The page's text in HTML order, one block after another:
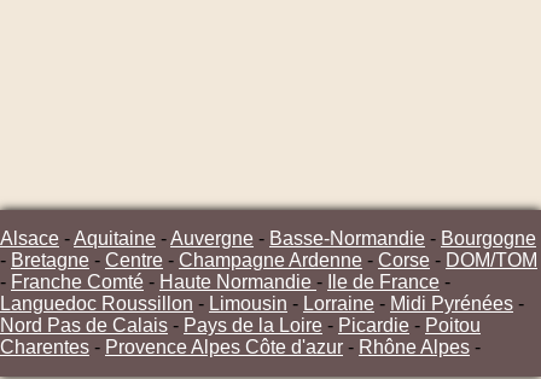
Alsace -Aquitaine -Auvergne - Basse-Normandie - Bourgogne
- Bretagne - Centre - Champagne Ardenne - Corse - DOM/TOM
- Franche Comté - Haute Normandie - Ile de France -
Languedoc Roussillon - Limousin - Lorraine - Midi Pyrénées -
Nord Pas de Calais - Pays de la Loire - Picardie - Poitou
Charentes - Provence Alpes Côte d'azur - Rhône Alpes -